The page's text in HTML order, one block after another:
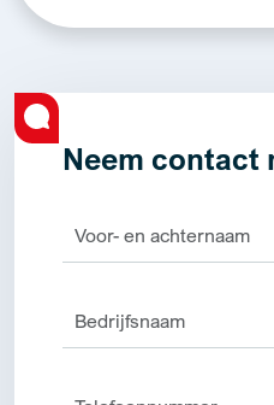
Alternative:
Neem contact